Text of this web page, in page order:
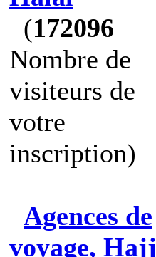
(172096
Nombre de
visiteurs de
votre
inscription)
Agences de
voyage, Hajj